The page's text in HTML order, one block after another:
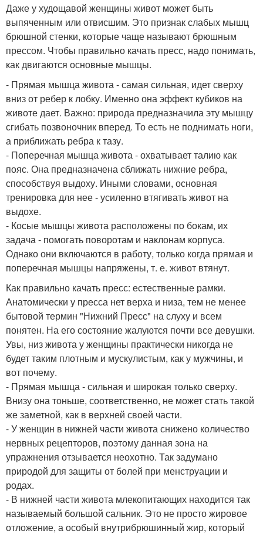
Даже у худощавой женщины живот может быть
выпяченным или отвисшим. Это признак слабых мышц
брюшной стенки, которые чаще называют брюшным
прессом. Чтобы правильно качать пресс, надо понимать,
как двигаются основные мышцы.
- Прямая мышца живота - самая сильная, идет сверху
вниз от ребер к лобку. Именно она эффект кубиков на
животе дает. Важно: природа предназначила эту мышцу
сгибать позвоночник вперед. То есть не поднимать ноги,
а приближать ребра к тазу.
- Поперечная мышца живота - охватывает талию как
пояс. Она предназначена сближать нижние ребра,
способствуя выдоху. Иными словами, основная
тренировка для нее - усиленно втягивать живот на
выдохе.
- Косые мышцы живота расположены по бокам, их
задача - помогать поворотам и наклонам корпуса.
Однако они включаются в работу, только когда прямая и
поперечная мышцы напряжены, т. е. живот втянут.
Как правильно качать пресс: естественные рамки.
Анатомически у пресса нет верха и низа, тем не менее
бытовой термин "Нижний Пресс" на слуху и всем
понятен. На его состояние жалуются почти все девушки.
Увы, низ живота у женщины практически никогда не
будет таким плотным и мускулистым, как у мужчины, и
вот почему.
- Прямая мышца - сильная и широкая только сверху.
Внизу она тоньше, соответственно, не может стать такой
же заметной, как в верхней своей части.
- У женщин в нижней части живота снижено количество
нервных рецепторов, поэтому данная зона на
упражнения отзывается неохотно. Так задумано
природой для защиты от болей при менструации и
родах.
- В нижней части живота млекопитающих находится так
называемый большой сальник. Это не просто жировое
отложение, а особый внутрибрюшинный жир, который